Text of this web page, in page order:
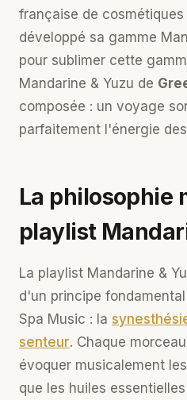
française de
développé sa gamme
pour sublimer cette
Mandarine & Yuzu de
composée : un voyage
parfaitement l'énergie
La philosophie
playlist
La playlist Mandarine &
d'un principe
Spa Music : la
senteur. Chaque
évoquer musicalement
que les huiles